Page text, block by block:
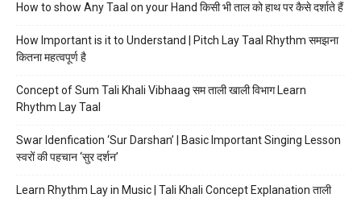
How to show Any Taal on your Hand किसी भी ताल को हाथ पर कैसे दर्शाते हैं
How Important is it to Understand | Pitch Lay Taal Rhythm समझना
कितना महत्वपूर्ण है
Concept of Sum Tali Khali Vibhaag सम ताली खाली विभाग Learn
Rhythm Lay Taal
Swar Idenfication ‘Sur Darshan’ | Basic Important Singing Lesson
स्वरों की पहचान ‘सुर दर्शन’
Learn Rhythm Lay in Music | Tali Khali Concept Explanation ताली